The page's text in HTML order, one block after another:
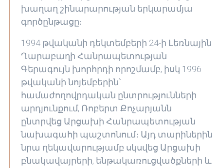
խաղաղ շինարարության երկարամյա
գործընթացը։
1994 թվականի դեկտեմբերի 24-ի Լեռնային
Ղարաբաղի Հանրապետության
Գերագույն խորհրդի որոշմամբ, իսկ 1996
թվականի նոյեմբերին՝
համաժողովրդական ընտրությունների
արդյունքում, Ռոբերտ Քոչարյանն
ընտրվեց Արցախի Հանրապետության
նախագահի պաշտոնում։ Այդ տարիներին
նրա ղեկավարությամբ սկսվեց Արցախի
բնակավայրերի, ենթակառուցվածքների և